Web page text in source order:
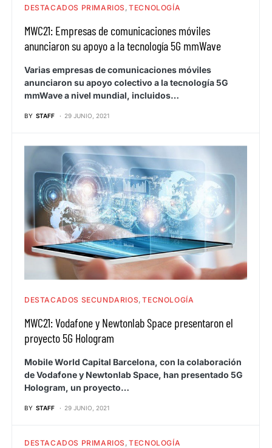
DESTACADOS PRIMARIOS TECNOLOGÍA
MWC21: Empresas de comunicaciones móviles
anunciaron su apoyo a la tecnología 5G mmWave
Varias empresas de comunicaciones móviles
anunciaron su apoyo colectivo a la tecnología 5G
mmWave a nivel mundial, incluidos…
BY STAFF 29 JUNIO, 2021
DESTACADOS SECUNDARIOS TECNOLOGÍA
MWC21: Vodafone y Newtonlab Space presentaron el
proyecto 5G Hologram
Mobile World Capital Barcelona, con la colaboración
de Vodafone y Newtonlab Space, han presentado 5G
Hologram, un proyecto…
BY STAFF 29 JUNIO, 2021
DESTACADOS PRIMARIOS TECNOLOGÍA